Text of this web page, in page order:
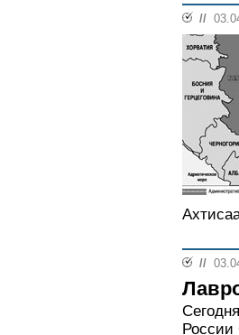
//
//
России